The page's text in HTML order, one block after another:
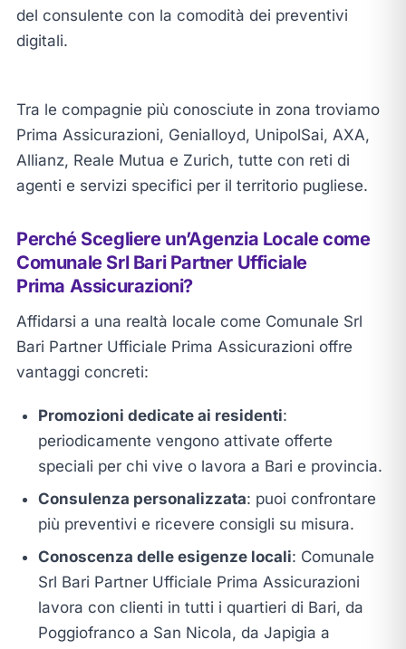
del consulente con la comodità dei preventivi
digitali.
Tra le compagnie più conosciute in zona troviamo
Prima Assicurazioni, Genialloyd, UnipolSai, AXA,
Allianz, Reale Mutua e Zurich, tutte con reti di
agenti e servizi specifici per il territorio pugliese.
Perché Scegliere un’Agenzia Locale come
Comunale Srl Bari Partner Ufficiale
Prima Assicurazioni?
Affidarsi a una realtà locale come Comunale Srl
Bari Partner Ufficiale Prima Assicurazioni offre
vantaggi concreti:
Promozioni dedicate ai residenti:
periodicamente vengono attivate offerte
speciali per chi vive o lavora a Bari e provincia.
Consulenza personalizzata: puoi confrontare
più preventivi e ricevere consigli su misura.
Conoscenza delle esigenze locali: Comunale
Srl Bari Partner Ufficiale Prima Assicurazioni
lavora con clienti in tutti i quartieri di Bari, da
Poggiofranco a San Nicola, da Japigia a